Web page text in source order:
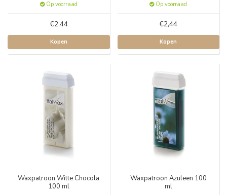
Op voorraad
€2,44
Kopen
Op voorraad
€2,44
Kopen
Waxpatroon Witte Chocola
100 ml
Waxpatroon Azuleen 100
ml